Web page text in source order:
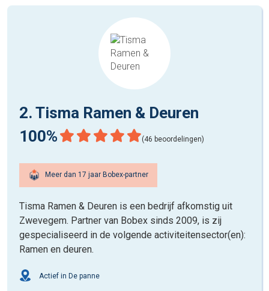
2. Tisma Ramen & Deuren
100%
(46 beoordelingen)
Meer dan 17 jaar Bobex-partner
Tisma Ramen & Deuren is een bedrijf afkomstig uit
Zwevegem. Partner van Bobex sinds 2009, is zij
gespecialiseerd in de volgende activiteitensector(en):
Ramen en deuren.
Actief in De panne